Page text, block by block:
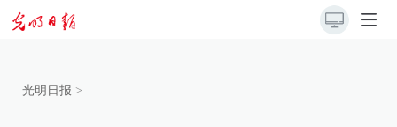
光明日报 >